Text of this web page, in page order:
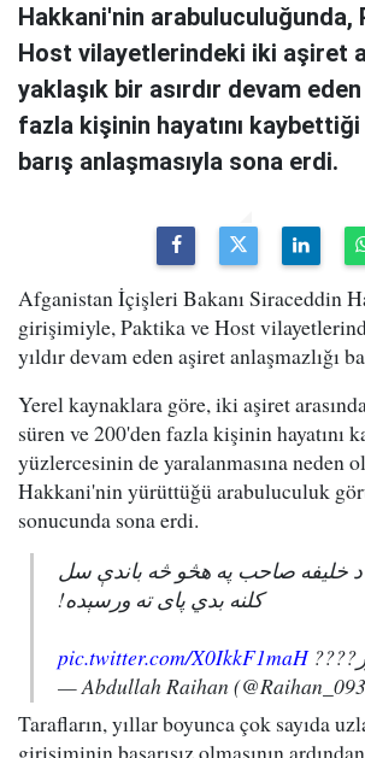
Hakkani'nin arabuluculuğunda,
Host vilayetlerindeki iki aşiret
yaklaşık bir asırdır devam
fazla kişinin hayatını kaybettiği
barış anlaşmasıyla sona erdi.
Afganistan İçişleri Bakanı Siraceddin
girişimiyle, Paktika ve Host
yıldır devam eden aşiret anlaşmazlığı
Yerel kaynaklara göre, iki aşiret
süren ve 200'den fazla kişinin hayatını
yüzlercesinin de yaralanmasına neden
Hakkani'nin yürüttüğü arabuluculuk
sonucunda sona erdi.
د خلیفه صاحب په هڅو څه باندې سل
کلنه بدي پای ته ورسېده!
pic.twitter.com/X0IkkF1maH
— Abdullah Raihan
Tarafların, yıllar boyunca çok sayıda
girişiminin başarısız olmasının